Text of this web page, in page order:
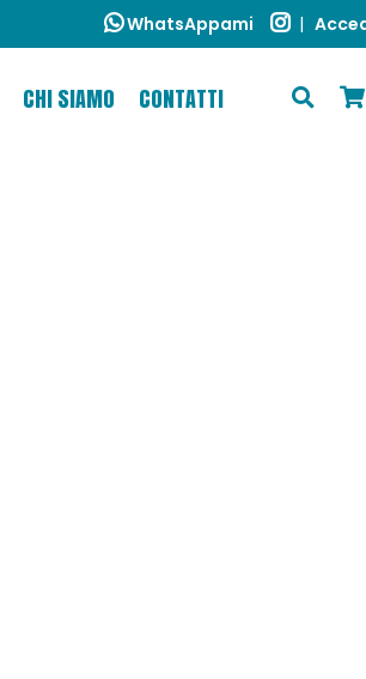
WhatsAppami |
CHI SIAMO CONTATTI